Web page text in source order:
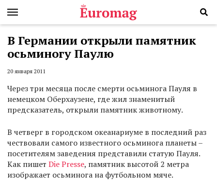
В Германии открыли памятник
осьминогу Паулю
20 января 2011
Через три месяца после смерти осьминога Пауля в
немецком Оберхаузене, где жил знаменитый
предсказатель, открыли памятник животному.
В четверг в городском океанариуме в последний раз
чествовали самого известного осьминога планеты –
посетителям заведения представили статую Пауля.
Как пишет Die Presse, памятник высотой 2 метра
изображает осьминога на футбольном мяче.